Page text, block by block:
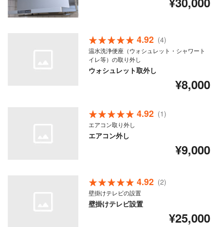
4.92 (4)
温水洗浄便座（ウォシュレット・シャワート
イレ等）の取り外し
ウォシュレット取外し
¥8,000
4.92 (1)
エアコン取り外し
エアコン外し
¥9,000
4.92 (2)
壁掛けテレビの設置
壁掛けテレビ設置
¥25,000